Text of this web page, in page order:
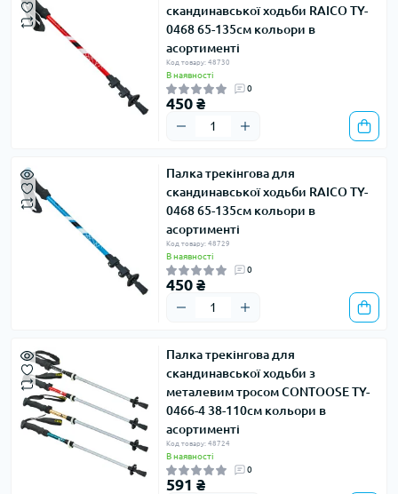
скандинавської ходьби RAICO TY-
0468 65-135см кольори в
асортименті
Код товару: 48730
В наявності
0
450 ₴
Палка трекінгова для
скандинавської ходьби RAICO TY-
0468 65-135см кольори в
асортименті
Код товару: 48729
В наявності
0
450 ₴
Палка трекінгова для
скандинавської ходьби з
металевим тросом CONTOOSE TY-
0466-4 38-110см кольори в
асортименті
Код товару: 48724
В наявності
0
591 ₴